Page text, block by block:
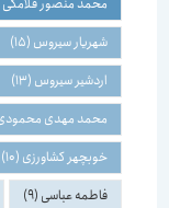
شهریار سیروس(15)
اردشیر سیروس(13)
محمد مهدی محمودی(13)
خوبچهر کشاورزی(10)
فاطمه عباسی(9)